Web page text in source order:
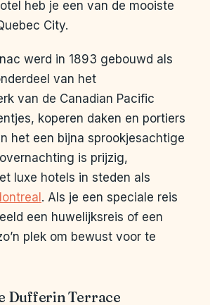
heb je een van de mooiste
City.
werd in 1893 gebouwd als
van het
van de Canadian Pacific
koperen daken en portiers
het een bijna sprookjesachtige
is prijzig,
luxe hotels in steden als
. Als je een speciale reis
een huwelijksreis of een
plek om bewust voor te
Dufferin Terrace